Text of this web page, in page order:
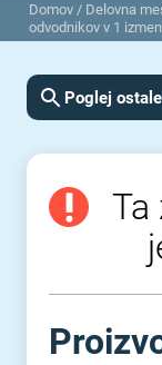
Domov / Delovna
odvodnikov v 1
Poglej
Ta